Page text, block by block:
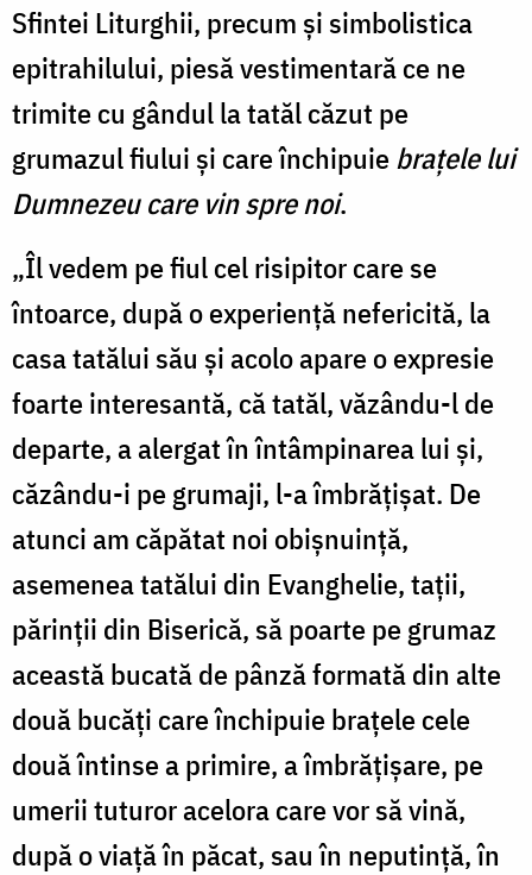
Sfintei Liturghii, precum și simbolistica
epitrahilului, piesă vestimentară ce ne
trimite cu gândul la tatăl căzut pe
grumazul fiului și care închipuiebrațele lui
Dumnezeu care vin spre noi.
„Îl vedem pe fiul cel risipitor care se
întoarce, după o experiență nefericită, la
casa tatălui său și acolo apare o expresie
foarte interesantă, că tatăl, văzându-l de
departe, a alergat în întâmpinarea lui și,
căzându-i pe grumaji, l-a îmbrățișat. De
atunci am căpătat noi obișnuință,
asemenea tatălui din Evanghelie, tații,
părinții din Biserică, să poarte pe grumaz
această bucată de pânză formată din alte
două bucăți care închipuie brațele cele
două întinse a primire, a îmbrățișare, pe
umerii tuturor acelora care vor să vină,
după o viață în păcat, sau în neputință, în